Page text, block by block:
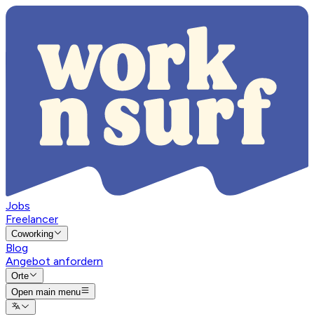
Jobs
Freelancer
Coworking
Blog
Angebot anfordern
Orte
Open main menu